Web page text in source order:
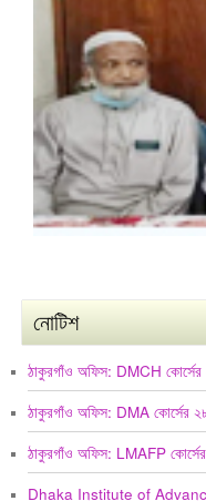
নোটিশ
ঠাকুরগাঁও অফিস: DMCH
ঠাকুরগাঁও অফিস: DMA কোর্সের
ঠাকুরগাঁও অফিস: LMAFP
Dhaka Institute of